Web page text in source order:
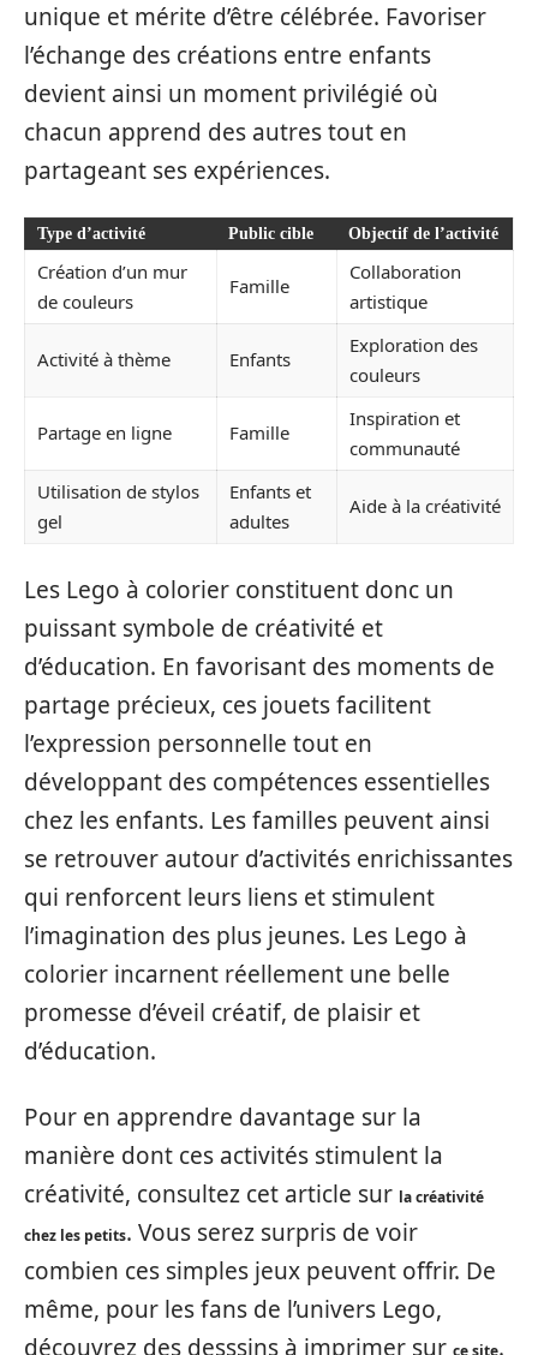
unique et mérite d’être célébrée. Favoriser
l’échange des créations entre enfants
devient ainsi un moment privilégié où
chacun apprend des autres tout en
partageant ses expériences.
Type d’activité Public cible Objectif de l’activité
Création d’un mur
de couleurs
Famille
Collaboration
artistique
Activité à thème Enfants
Exploration des
couleurs
Partage en ligne Famille
Inspiration et
communauté
Utilisation de stylos
gel
Enfants et
adultes
Aide à la créativité
Les Lego à colorier constituent donc un
puissant symbole de créativité et
d’éducation. En favorisant des moments de
partage précieux, ces jouets facilitent
l’expression personnelle tout en
développant des compétences essentielles
chez les enfants. Les familles peuvent ainsi
se retrouver autour d’activités enrichissantes
qui renforcent leurs liens et stimulent
l’imagination des plus jeunes. Les Lego à
colorier incarnent réellement une belle
promesse d’éveil créatif, de plaisir et
d’éducation.
Pour en apprendre davantage sur la
manière dont ces activités stimulent la
créativité, consultez cet article sur la créativité
chez les petits. Vous serez surpris de voir
combien ces simples jeux peuvent offrir. De
même, pour les fans de l’univers Lego,
découvrez des desssins à imprimer sur ce site.